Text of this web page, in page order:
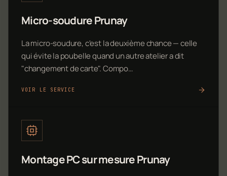
Micro-soudure Prunay
La micro-soudure, c'est la deuxième chance — celle
qui évite la poubelle quand un autre atelier a dit
"changement de carte". Compo…
VOIR LE SERVICE
Montage PC sur mesure Prunay